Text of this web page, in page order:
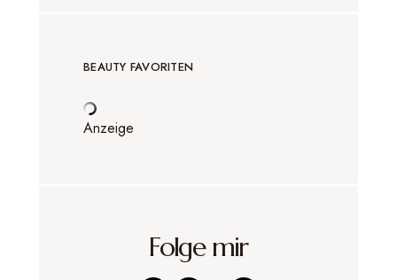
BEAUTY FAVORITEN
Anzeige
Folge mir